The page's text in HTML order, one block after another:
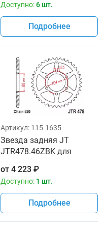
Доступно:6 шт.
Подробнее
Артикул: 115-1635
Звезда задняя JT
JTR478.46ZBK для
от 4 223 ₽
Доступно: 1 шт.
Подробнее